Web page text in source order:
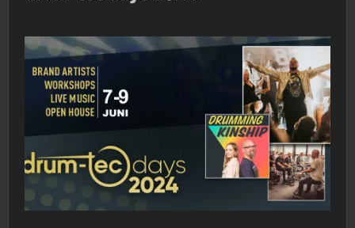
7.06.24
tec
days